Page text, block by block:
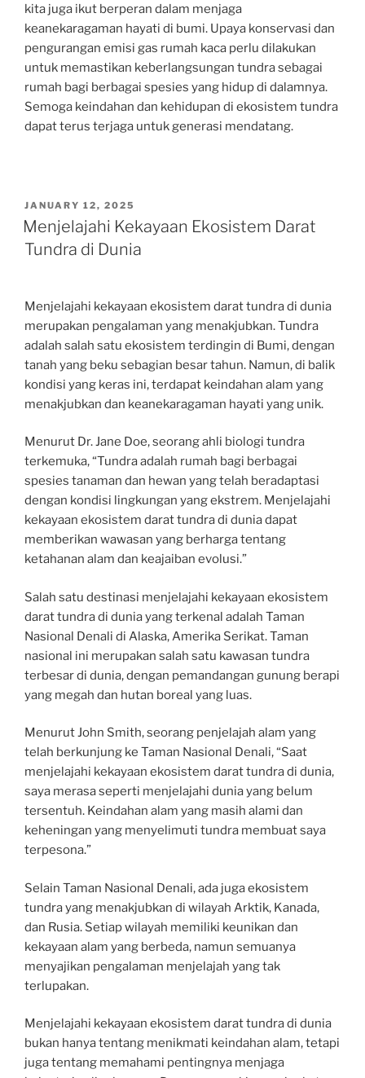
kita juga ikut berperan dalam menjaga
keanekaragaman hayati di bumi. Upaya konservasi dan
pengurangan emisi gas rumah kaca perlu dilakukan
untuk memastikan keberlangsungan tundra sebagai
rumah bagi berbagai spesies yang hidup di dalamnya.
Semoga keindahan dan kehidupan di ekosistem tundra
dapat terus terjaga untuk generasi mendatang.
POSTED
ON
JANUARY 12, 2025
Menjelajahi Kekayaan Ekosistem Darat
Tundra di Dunia
Menjelajahi kekayaan ekosistem darat tundra di dunia
merupakan pengalaman yang menakjubkan. Tundra
adalah salah satu ekosistem terdingin di Bumi, dengan
tanah yang beku sebagian besar tahun. Namun, di balik
kondisi yang keras ini, terdapat keindahan alam yang
menakjubkan dan keanekaragaman hayati yang unik.
Menurut Dr. Jane Doe, seorang ahli biologi tundra
terkemuka, “Tundra adalah rumah bagi berbagai
spesies tanaman dan hewan yang telah beradaptasi
dengan kondisi lingkungan yang ekstrem. Menjelajahi
kekayaan ekosistem darat tundra di dunia dapat
memberikan wawasan yang berharga tentang
ketahanan alam dan keajaiban evolusi.”
Salah satu destinasi menjelajahi kekayaan ekosistem
darat tundra di dunia yang terkenal adalah Taman
Nasional Denali di Alaska, Amerika Serikat. Taman
nasional ini merupakan salah satu kawasan tundra
terbesar di dunia, dengan pemandangan gunung berapi
yang megah dan hutan boreal yang luas.
Menurut John Smith, seorang penjelajah alam yang
telah berkunjung ke Taman Nasional Denali, “Saat
menjelajahi kekayaan ekosistem darat tundra di dunia,
saya merasa seperti menjelajahi dunia yang belum
tersentuh. Keindahan alam yang masih alami dan
keheningan yang menyelimuti tundra membuat saya
terpesona.”
Selain Taman Nasional Denali, ada juga ekosistem
tundra yang menakjubkan di wilayah Arktik, Kanada,
dan Rusia. Setiap wilayah memiliki keunikan dan
kekayaan alam yang berbeda, namun semuanya
menyajikan pengalaman menjelajah yang tak
terlupakan.
Menjelajahi kekayaan ekosistem darat tundra di dunia
bukan hanya tentang menikmati keindahan alam, tetapi
juga tentang memahami pentingnya menjaga